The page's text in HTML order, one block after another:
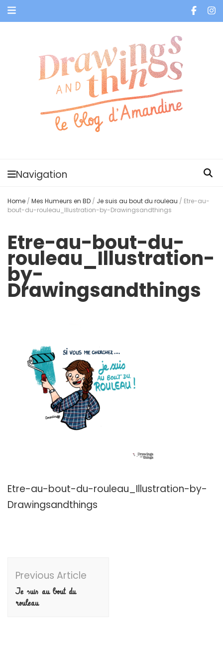
Navigation
Home / Mes Humeurs en BD / Je suis au bout du rouleau / Etre-au-
bout-du-rouleau_Illustration-by-Drawingsandthings
Etre-au-bout-du-
rouleau_Illustration-
by-
Drawingsandthings
Etre-au-bout-du-rouleau_Illustration-by-
Drawingsandthings
Navigation
Previous Article
Je suis au bout du
rouleau